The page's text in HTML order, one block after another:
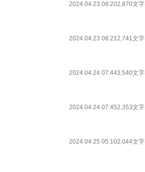
2024.04.23 08:202,870文字
2024.04.23 08:212,741文字
2024.04.24 07:443,540文字
2024.04.24 07:452,353文字
2024.04.25 05:102,044文字